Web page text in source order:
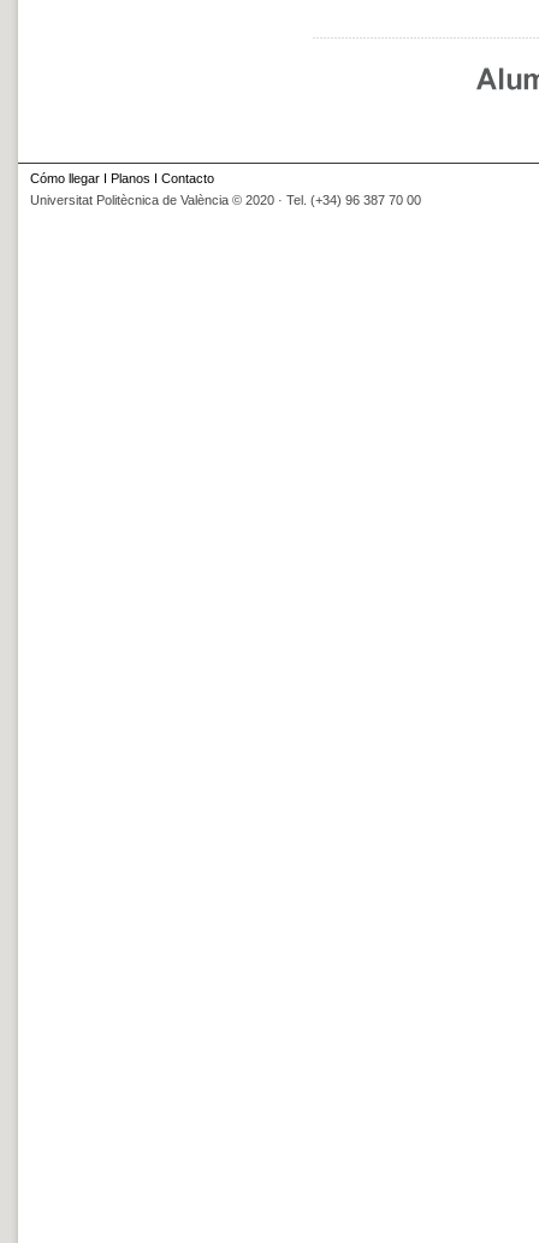
Cómo llegar I Planos I Contacto
Universitat Politècnica de València © 2020 · Tel. (+34) 96 387 70 00